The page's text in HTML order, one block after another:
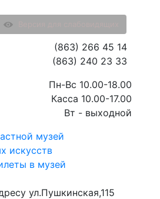
музей
искусств
в музей
ул.Пушкинская,115
(863) 266 45 14
(863) 240 23 33
Пн-Вс 10.00-18.00
Касса 10.00-17.00
Вт - выходной